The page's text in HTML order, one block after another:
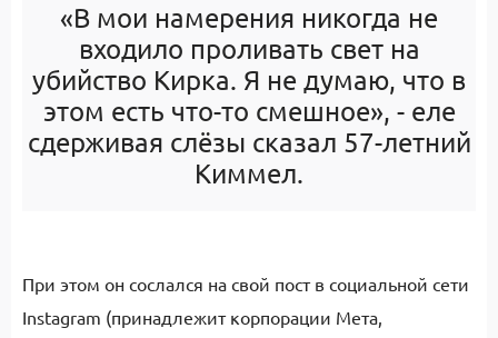
«В мои намерения никогда не
входило проливать свет на
убийство Кирка. Я не думаю, что в
этом есть что-то смешное», - еле
сдерживая слёзы сказал 57-летний
Киммел.
При этом он сослался на свой пост в социальной сети
Instagram (принадлежит корпорации Мета,